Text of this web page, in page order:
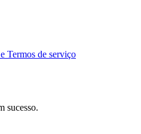
Termos de serviço
sucesso.